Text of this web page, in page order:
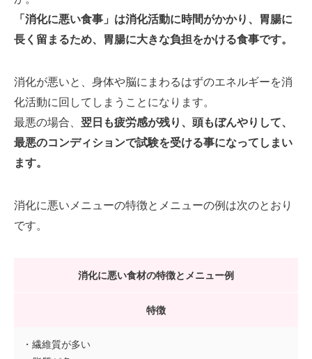
「消化に悪い食事」は消化活動に時間がかかり、胃腸に
長く留まるため、胃腸に大きな負担をかける食事です。
消化が悪いと、身体や脳にまわるはずのエネルギーを消
化活動に回してしまうことになります。
最悪の場合、 翌日も疲労感が残り、頭もぼんやりして、
最悪のコンディションで試験を受ける事になってしまい
ます。
消化に悪いメニューの特徴とメニューの例は次のとおり
です。
消化に悪い食材の特徴とメニュー例
特徴
・繊維質が多い